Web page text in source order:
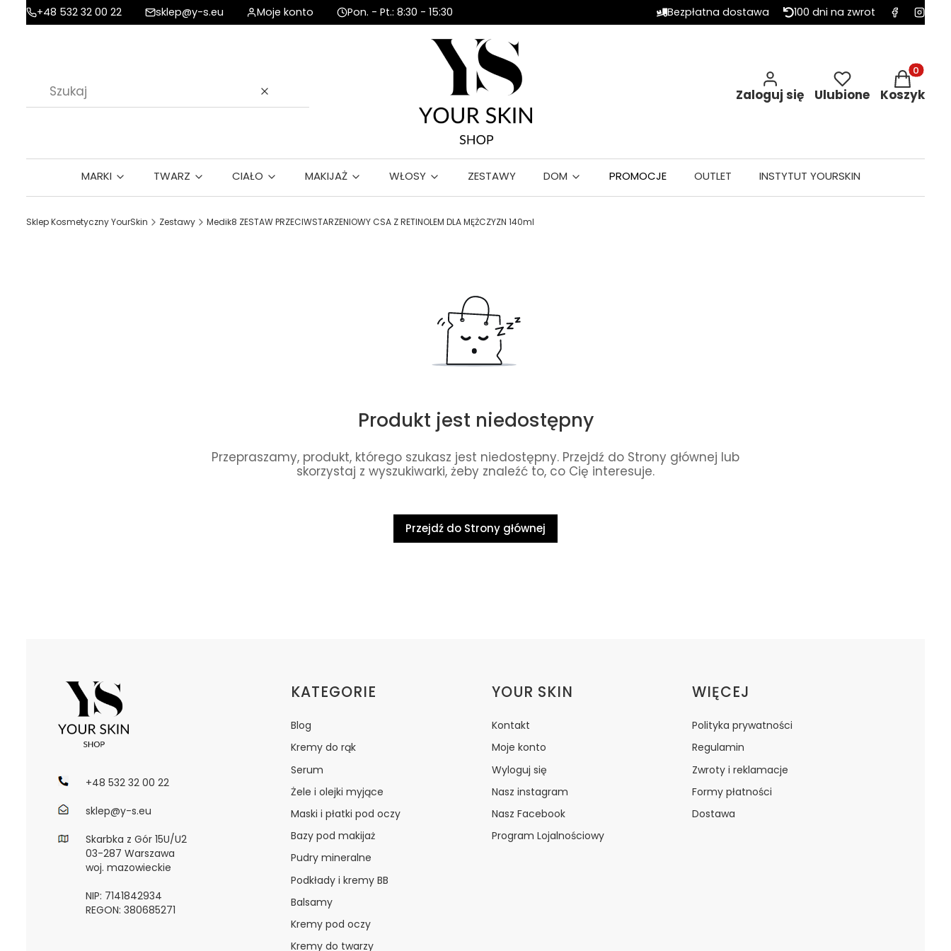
+48 532 32 00 22 sklep@y-s.eu Moje konto Pon. - Pt.: 8:30 - 15:30 Bezpłatna dostawa 100 dni na zwrot
Wyczyść Zaloguj się Ulubione
Produkty
Koszyk
MARKI TWARZ CIAŁO MAKIJAŻ WŁOSY ZESTAWY DOM PROMOCJE OUTLET INSTYTUT YOURSKIN
Sklep Kosmetyczny YourSkin Zestawy Medik8 ZESTAW PRZECIWSTARZENIOWY CSA Z RETINOLEM DLA MĘŻCZYZN 140ml
Produkt jest niedostępny
Przepraszamy, produkt, którego szukasz jest niedostępny. Przejdź do Strony głównej lub
skorzystaj z wyszukiwarki, żeby znaleźć to, co Cię interesuje.
Przejdź do Strony głównej
+48 532 32 00 22
sklep@y-s.eu
Skarbka z Gór 15U/U2
03-287 Warszawa
woj. mazowieckie
NIP: 7141842934
REGON: 380685271
Linki w stopce
KATEGORIE
Blog
Kremy do rąk
Serum
Żele i olejki myjące
Maski i płatki pod oczy
Bazy pod makijaż
Pudry mineralne
Podkłady i kremy BB
Balsamy
Kremy pod oczy
Kremy do twarzy
YOUR SKIN
Kontakt
Moje konto
Wyloguj się
Nasz instagram
Nasz Facebook
Program Lojalnościowy
WIĘCEJ
Polityka prywatności
Regulamin
Zwroty i reklamacje
Formy płatności
Dostawa